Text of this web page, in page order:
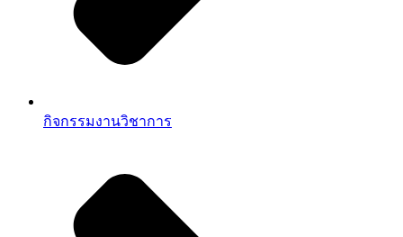
กิจกรรมงานวิชาการ